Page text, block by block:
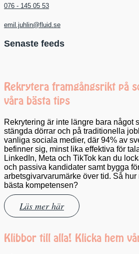
076 - 145 05 53
emil.juhlin@fluid.se
Senaste feeds
Rekrytera framgångsrikt på
våra bästa tips
Rekrytering är inte längre bara något
stängda dörrar och på traditionella
vanliga sociala medier, där 94% av
befinner sig, minst lika effektiva för
LinkedIn, Meta och TikTok kan du
och passiva kandidater samt bygga
arbetsgivarvarumärke över tid. Så
bästa kompetensen?
Läs mer här
Klibbor till alla! Klicka hem